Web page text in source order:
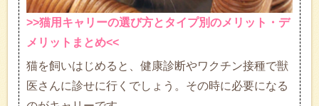
>>猫用キャリーの選び方とタイプ別のメリット・デ
メリットまとめ<<
猫を飼いはじめると、健康診断やワクチン接種で獣
医さんに診せに行くでしょう。その時に必要になる